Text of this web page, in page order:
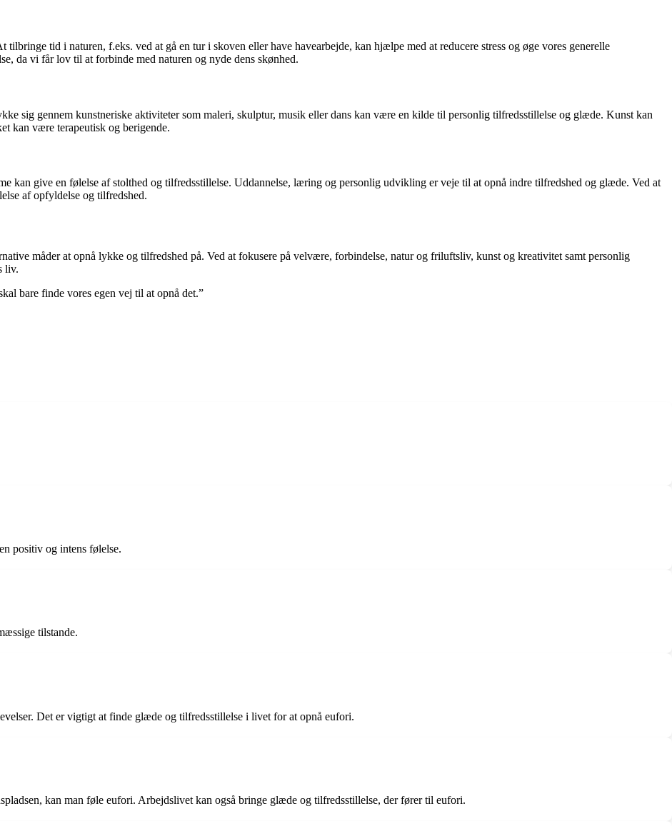
tid i naturen, f.eks. ved at gå en tur i skoven eller have havearbejde, kan hjælpe med at reducere stress og øge vores generelle
da vi får lov til at forbinde med naturen og nyde dens skønhed.
sig gennem kunstneriske aktiviteter som maleri, skulptur, musik eller dans kan være en kilde til personlig tilfredsstillelse og glæde. Kunst kan
kan være terapeutisk og berigende.
kan give en følelse af stolthed og tilfredsstillelse. Uddannelse, læring og personlig udvikling er veje til at opnå indre tilfredshed og glæde. Ved at
af opfyldelse og tilfredshed.
måder at opnå lykke og tilfredshed på. Ved at fokusere på velvære, forbindelse, natur og friluftsliv, kunst og kreativitet samt personlig
liv.
bare finde vores egen vej til at opnå det.”
positiv og intens følelse.
tilstande.
Det er vigtigt at finde glæde og tilfredsstillelse i livet for at opnå eufori.
kan man føle eufori. Arbejdslivet kan også bringe glæde og tilfredsstillelse, der fører til eufori.